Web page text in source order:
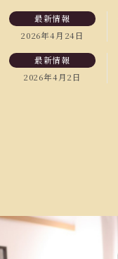
最新情報
2026年4月24日
最新情報
2026年4月2日